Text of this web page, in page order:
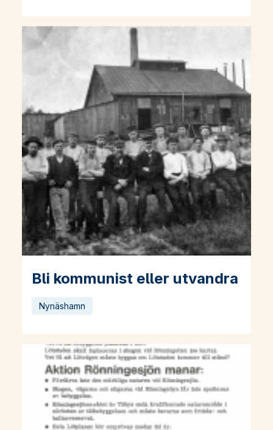
Bli kommunist eller utvandra
Läs mer om Bli kommunist eller utvandra
Nynäshamn